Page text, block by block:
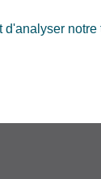
notre